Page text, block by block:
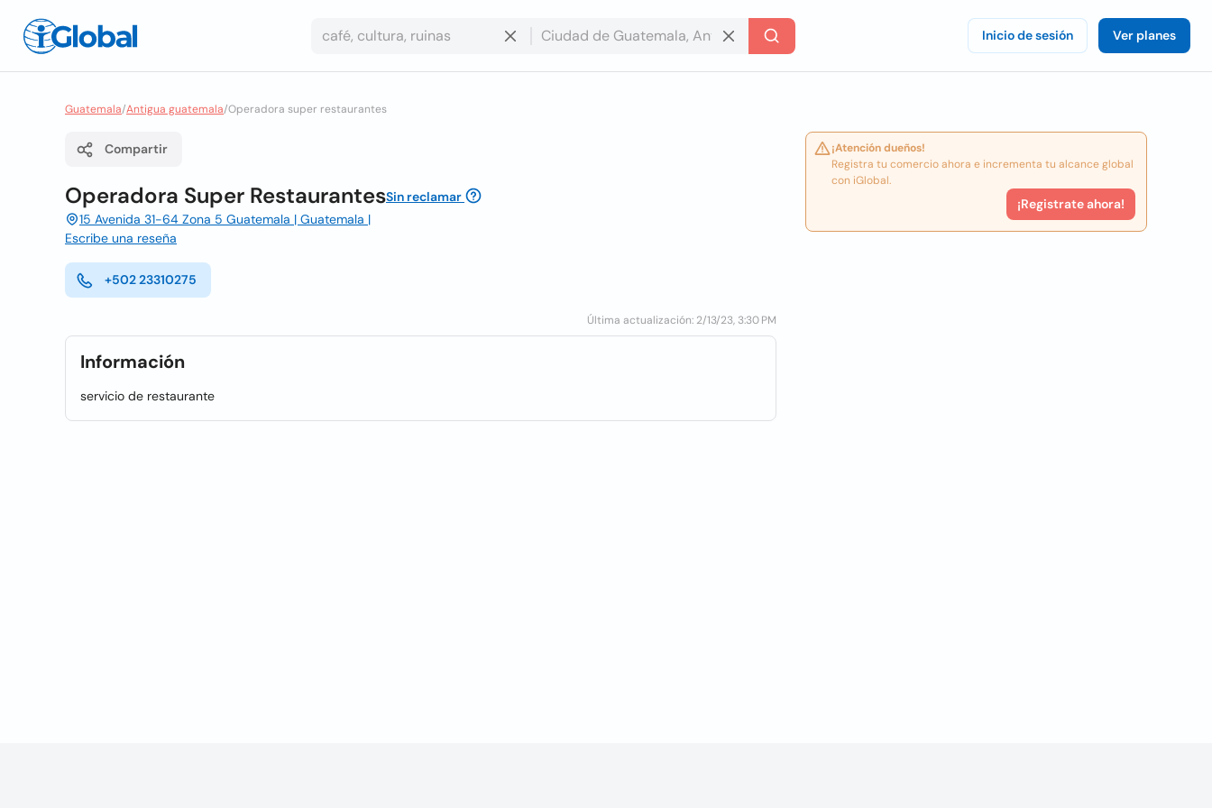
Inicio de sesión Ver planes
Guatemala/Antigua guatemala/Operadora super restaurantes
Compartir
Operadora Super RestaurantesSin reclamar
15 Avenida 31-64 Zona 5 Guatemala | Guatemala |
Escribe una reseña
+502 23310275
Última actualización: 2/13/23, 3:30 PM
Información
servicio de restaurante
¡Atención dueños!
Registra tu comercio ahora e incrementa tu alcance global
con iGlobal.
¡Registrate ahora!